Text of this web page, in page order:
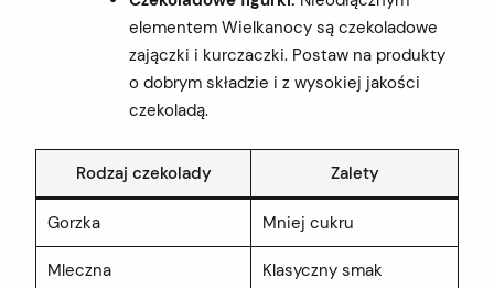
elementem Wielkanocy są czekoladowe
zajączki i kurczaczki. Postaw na produkty
o dobrym składzie i z wysokiej jakości
czekoladą.
Rodzaj czekolady Zalety
Gorzka Mniej cukru
Mleczna Klasyczny smak